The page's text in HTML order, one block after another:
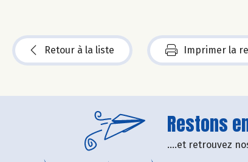
Retour à la liste Imprimer la
Restons
....et retrouvez